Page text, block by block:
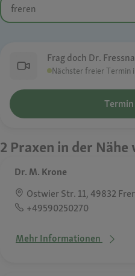
Frag doch Dr.
Nächster freier Termin
2 Praxen in der
Dr. M. Krone
Ostwier Str. 11, 49832
+49590250270
Mehr Informationen